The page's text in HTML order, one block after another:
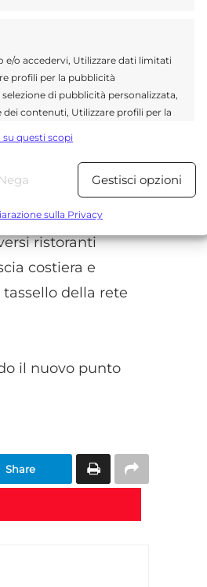
o accedervi, Utilizzare dati limitati
profili per la pubblicità
di pubblicità personalizzata,
dei contenuti, Utilizzare profili per la
dei contenuti.
Sempre attivo
da altre fonti di dati,
precisi, Riconoscere i
richieste attivamente.
e comunicare le
Sempre attivo
su questi scopi
Nega Gestisci opzioni
sulla Privacy
di altre attività
la
Il nuovo
persone, un dato
locale.
marchio nella
ristoranti
costiera e
della rete
il nuovo punto
Share